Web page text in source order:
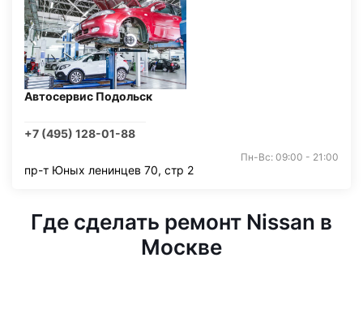
Автосервис Подольск
+7 (495) 128-01-88
Пн-Вс: 09:00 - 21:00
пр-т Юных ленинцев 70, стр 2
Где сделать ремонт Nissan в
Москве